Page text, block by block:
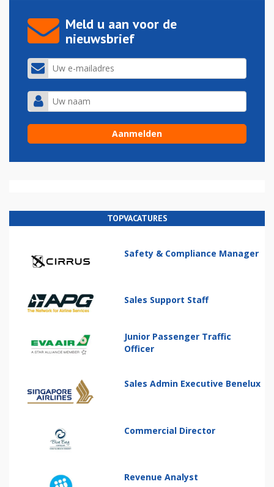
Meld u aan voor de
nieuwsbrief
TOPVACATURES
Safety & Compliance Manager
Sales Support Staff
Junior Passenger Traffic
Officer
Sales Admin Executive Benelux
Commercial Director
Revenue Analyst